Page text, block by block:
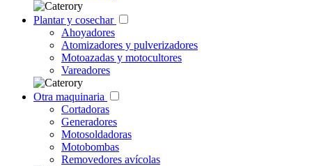
Plantar y cosechar
Ahoyadores
Atomizadores y pulverizadores
Motoazadas y motocultores
Vareadores
Otra maquinaria
Cortadoras
Generadores
Motosoldadoras
Motobombas
Removedores avícolas